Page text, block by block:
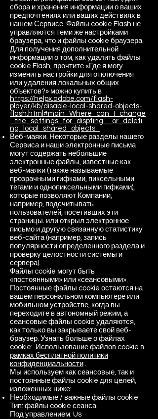
сбора и хранения информации о ваших
предпочтениях или ваших действиях в
нашем Сервисе. Файлы cookie Flash не
управляются теми же настройками
браузера, что и файлы cookie браузера.
Для получения дополнительной
информации о том, как удалить файлы
cookie Flash, прочтите «Где я могу
изменить настройки для отключения
или удаления локальных общих
объектов?» можно купить в
https://helpx.adobe.com/flash-
player/kb/disable-local-shared-objects-
flash.html#main_Where_can_I_change
_the_settings_for_dispting__or_deleti
ng_local_shared_objects_
Веб-маяки. Некоторые разделы нашего
Сервиса и наши электронные письма
могут содержать небольшие
электронные файлы, известные как
веб-маяки (также называемые
прозрачными гифками, пиксельными
тегами и однопиксельными гифками),
которые позволяют Компании,
например, подсчитывать
пользователей, посетивших эти
страницы. или открыл электронное
письмо и другую связанную статистику
веб-сайта (например, запись
популярности определенного раздела и
проверку целостности системы и
сервера).
Файлы cookie могут быть
«постоянными» или «сеансовыми».
Постоянные файлы cookie остаются на
вашем персональном компьютере или
мобильном устройстве, когда вы
переходите в автономный режим, а
сеансовые файлы cookie удаляются,
как только вы закрываете свой веб-
браузер. Узнать больше о файлах
cookie: Использование файлов cookie в
рамках бесплатной политики
конфиденциальности
Мы используем как сеансовые, так и
постоянные файлы cookie для целей,
изложенных ниже:
Необходимые / важные файлы cookie
Тип: файлы cookie сеанса
Под управлением: Us